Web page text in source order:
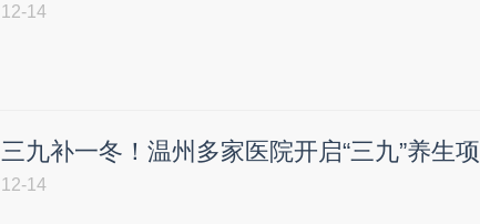
12-14
三九补一冬！温州多家医院开启“三九”养生
12-14